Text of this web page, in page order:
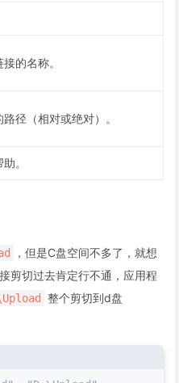
的名称。
径（相对或绝对）。
。
，但是C盘空间不多了，就想
剪切过去肯定行不通，应用程
整个剪切到d盘